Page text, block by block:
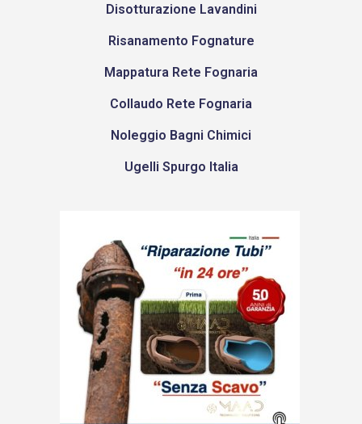
Disotturazione Lavandini
Risanamento Fognature
Mappatura Rete Fognaria
Collaudo Rete Fognaria
Noleggio Bagni Chimici
Ugelli Spurgo Italia